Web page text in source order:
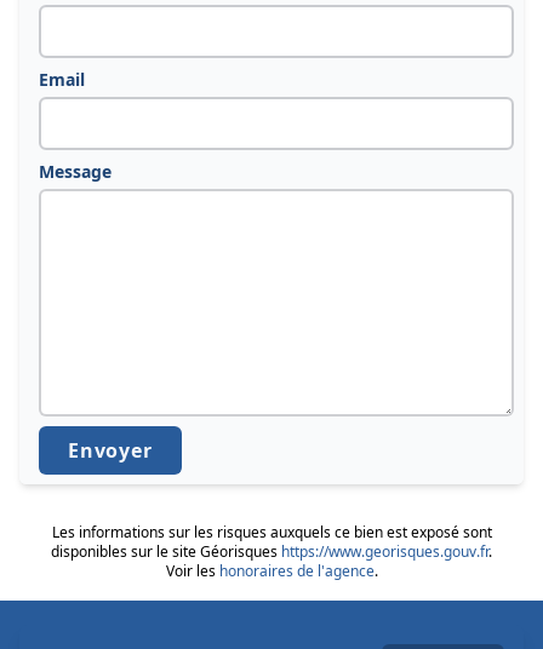
Email
Message
Envoyer
Les informations sur les risques auxquels ce bien est exposé sont
disponibles sur le site Géorisques https://www.georisques.gouv.fr.
Voir les honoraires de l'agence.